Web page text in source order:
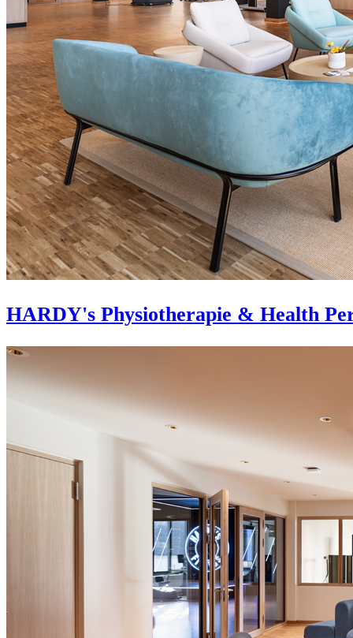
HARDY's Physiotherapie & Health